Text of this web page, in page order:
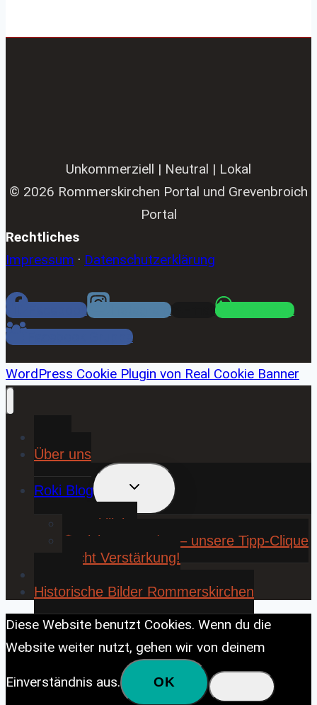
Unkommerziell | Neutral | Lokal
© 2026 Rommerskirchen Portal und Grevenbroich
Portal
Rechtliches
Impressum · Datenschutzerklärung
Facebook Instagram
WhatsApp
Facebook Gruppe
WordPress Cookie Plugin von Real Cookie Banner
Über uns
Roki Blog
UNTERMENÜ
UMSCHALTEN
❤️ Rokiliebe
⚽ KickStart 25/26 – unsere Tipp-Clique
sucht Verstärkung!
Historische Bilder Rommerskirchen
Diese Website benutzt Cookies. Wenn du die
Website weiter nutzt, gehen wir von deinem
Einverständnis aus. OK